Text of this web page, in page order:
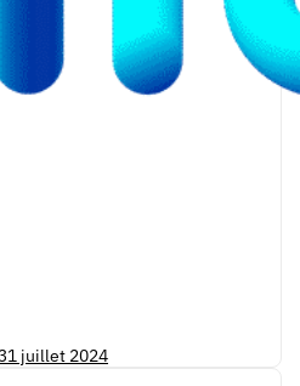
juillet 2024